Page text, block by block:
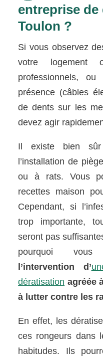
entreprise
Toulon ?
Si vous observez
votre logement
professionnels,
présence (câbles
de dents sur les
devez agir
Il existe bien sûr
l’installation de
ou à rats. Vous
recettes maison
Cependant, si
trop importante,
seront pas
pourquoi
l’intervention d’
dératisation agréée
à lutter contre les
En effet, les
ces rongeurs dans
habitudes. Ils